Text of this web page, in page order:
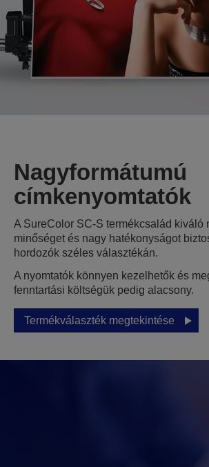
Nagyformátumú
címkenyomtatók
A SureColor SC-S termékcsalád kiváló
minőséget és nagy hatékonyságot
hordozók széles választékán.
A nyomtatók könnyen kezelhetők és
fenntartási költségük pedig alacsony.
Termékválaszték megtekintése